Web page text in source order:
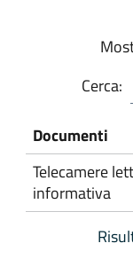
Cerca:
Documenti
Telecamere
informativa